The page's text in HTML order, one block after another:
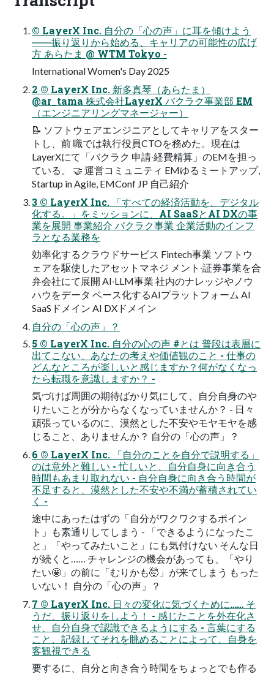
© LayerX Inc. ⾃分の「⼼の声」に⽿を傾けよう
――振り返りから始める、キャリアの可能性の広げ
⽅ あらたま @ WTM Tokyo -
International Women's Day 2025
2 © LayerX Inc. 新多真琴（あらたま）
@ar_tama 株式会社LayerX バクラク事業部 EM
（エンジニアリングマネージャー）
📝 ソフトウェアエンジニアとしてキャリアをスター
トし、前 職では執⾏役員CTOを務めた。現在は
LayerXにて「バクラク 申請‧経費精算」のEMを担っ
ている。 🤝 運営コミュニティ EMゆるミートアップ,
Startup in Agile, EMConf JP ⾃⼰紹介
3 © LayerX Inc. 「すべての経済活動を、デジタル
化する。」をミッションに、AI SaaSとAI DXの事
業を展開 事業紹介 バクラク事業 企業活動のインフ
ラとなる業務を
効率化するクラウドサービス Fintech事業 ソフトウ
ェアを駆使したアセットマネジ メント‧証券事業を合
弁会社にて展開 AI‧LLM事業 社内のナレッジやノウ
ハウをデータ ベース化するAIプラットフォーム AI
SaaSドメイン AI DXドメイン
⾃分の「⼼の声」？
5 © LayerX Inc. ⾃分の⼼の声 #とは 普段は表層に
出てこない、あなたの考えや価値観のこと - 仕事の
どんなところが楽しいと感じますか？何がなくなっ
たら転職を意識しますか？ -
気づけば周囲の期待ばかり気にして、⾃分⾃⾝のや
りたいことが分からなくなっていませんか？ - ⽇々
頑張っているのに、漠然とした不安やモヤモヤを感
じること、ありませんか？ ⾃分の「⼼の声」？
6 © LayerX Inc. 「⾃分のことを⾃分で説明する」
のは意外と難しい - 忙しいと、⾃分⾃⾝に向き合う
時間もあまり取れない - ⾃分⾃⾝に向き合う時間が
不⾜すると、漠然とした不安や不満が蓄積されてい
く -
途中にあったはずの「⾃分がワクワクするポイン
ト」も素通りしてしまう - 「できるようになったこ
と」「やってみたいこと」にも気付けない そんな⽇
が続くと…… チャレンジの機会があっても、「やり
たい🤩」の前に「むりかも🤯」が来てしまう もった
いない！ ⾃分の「⼼の声」？
7 © LayerX Inc. ⽇々の変化に気づくために…… そ
うだ、振り返りをしよう！ - 感じたことを外在化さ
せ、⾃分⾃⾝で認識できるようにする - ⾔葉にする
こと、記録してそれを眺めることによって、⾃⾝を
客観視できる
要するに、⾃分と向き合う時間をちょっとでも作る